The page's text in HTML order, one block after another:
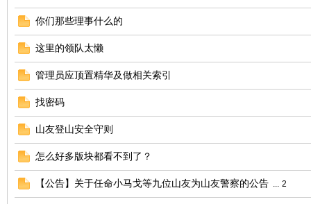
你们那些理事什么的
这里的领队太懒
管理员应顶置精华及做相关索引
找密码
山友登山安全守则
怎么好多版块都看不到了？
【公告】关于任命小马戈等九位山友为山友警察的公告 ... 2